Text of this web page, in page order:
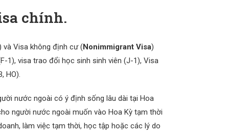
chính.
và Visa không định cư (Nonimmigrant Visa)
1), visa trao đổi học sinh sinh viên (J-1), Visa
HO).
nước ngoài có ý định sống lâu dài tại Hoa
người nước ngoài muốn vào Hoa Kỳ tạm thời
làm việc tạm thời, học tập hoặc các lý do